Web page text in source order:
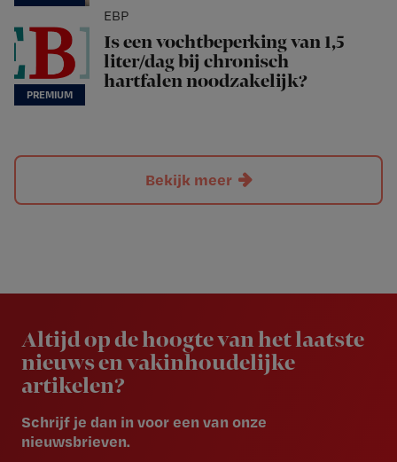
EBP
Is een vochtbeperking van 1,5
liter/dag bij chronisch
hartfalen noodzakelijk?
Bekijk meer
Altijd op de hoogte van het laatste
nieuws en vakinhoudelijke
artikelen?
Schrijf je dan in voor een van onze
nieuwsbrieven.